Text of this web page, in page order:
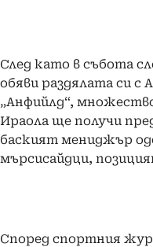
След като в събота
обяви раздялата си с
„Анфийлд“,
Ираола ще получи
баският мениджър
мърсисайдци,
Според спортния